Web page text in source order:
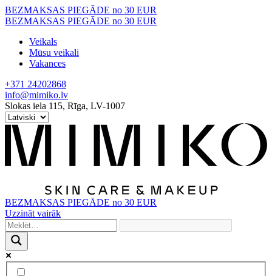
Skip
to
BEZMAKSAS PIEGĀDE no 30 EUR
BEZMAKSAS PIEGĀDE no 30 EUR
Veikals
Mūsu veikali
Vakances
+371 24202868
info@mimiko.lv
Slokas iela 115, Rīga, LV-1007
BEZMAKSAS PIEGĀDE no 30 EUR
Uzzināt vairāk